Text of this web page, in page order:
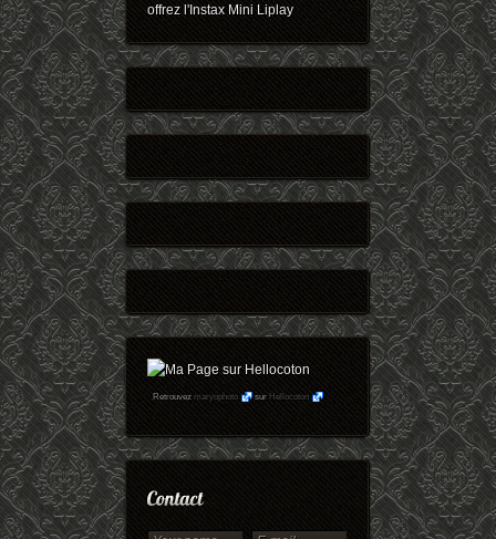
offrez l'Instax Mini Liplay
Retrouvezmaryophoto surHellocoton